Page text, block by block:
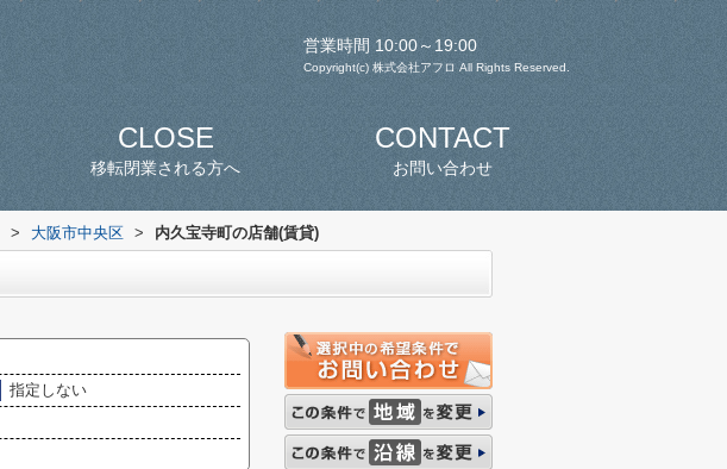
営業時間 10:00～19:00
Copyright(c) 株式会社アフロ All Rights Reserved.
CLOSE
移転閉業される方へ
CONTACT
お問い合わせ
> 大阪市中央区 > 内久宝寺町の店舗(賃貸)
指定しない